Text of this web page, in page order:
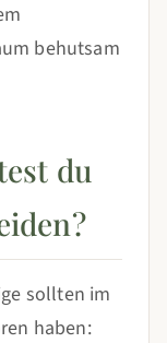
behutsam
du
sollten im
haben: